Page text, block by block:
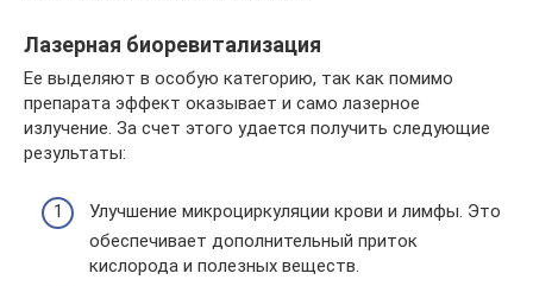
Лазерная биоревитализация
Ее выделяют в особую категорию, так как помимо
препарата эффект оказывает и само лазерное
излучение. За счет этого удается получить следующие
результаты:
Улучшение микроциркуляции крови и лимфы. Это
обеспечивает дополнительный приток
кислорода и полезных веществ.